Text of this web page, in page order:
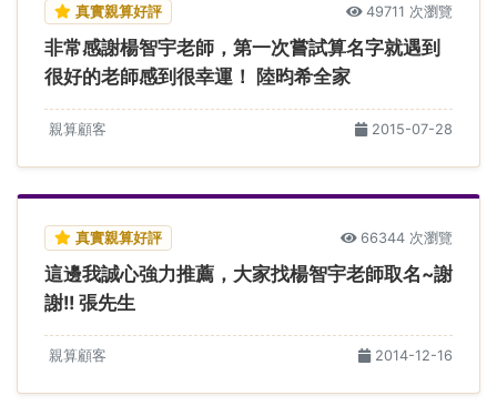
真實親算好評 49711 次瀏覽
非常感謝楊智宇老師，第一次嘗試算名字就遇到
很好的老師感到很幸運！ 陸昀希全家
親算顧客 2015-07-28
真實親算好評 66344 次瀏覽
這邊我誠心強力推薦，大家找楊智宇老師取名~謝
謝!! 張先生
親算顧客 2014-12-16